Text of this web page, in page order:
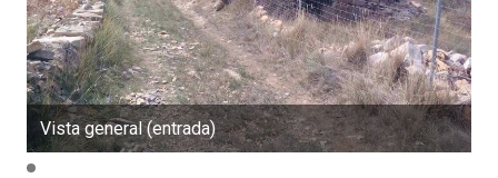
Vista general (entrada)